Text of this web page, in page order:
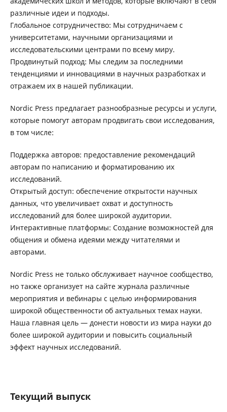
различные идеи и подходы.
Глобальное сотрудничество: Мы сотрудничаем с
университетами, научными организациями и
исследовательскими центрами по всему миру.
Продвинутый подход: Мы следим за последними
тенденциями и инновациями в научных разработках и
отражаем их в нашей публикации.
Nordic Press предлагает разнообразные ресурсы и услуги,
которые помогут авторам продвигать свои исследования,
в том числе:
Поддержка авторов: предоставление рекомендаций
авторам по написанию и форматированию их
исследований.
Открытый доступ: обеспечение открытости научных
данных, что увеличивает охват и доступность
исследований для более широкой аудитории.
Интерактивные платформы: Создание возможностей для
общения и обмена идеями между читателями и
авторами.
Nordic Press не только обслуживает научное сообщество,
но также организует на сайте журнала различные
мероприятия и вебинары с целью информирования
широкой общественности об актуальных темах науки.
Наша главная цель — донести новости из мира науки до
более широкой аудитории и повысить социальный
эффект научных исследований.
Текущий выпуск